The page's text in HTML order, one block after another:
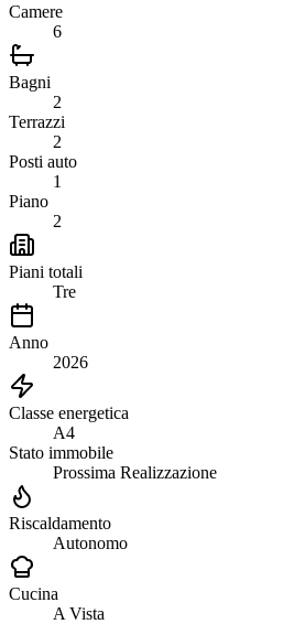
Camere
6
Bagni
2
Terrazzi
2
Posti auto
1
Piano
2
Piani totali
Tre
Anno
2026
Classe energetica
A4
Stato immobile
Prossima Realizzazione
Riscaldamento
Autonomo
Cucina
A Vista